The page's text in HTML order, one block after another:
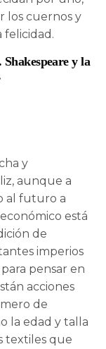
los cuernos y
felicidad.
y la
y
aunque a
al futuro a
está
de
imperios
pensar en
acciones
de
la edad y talla
textiles que